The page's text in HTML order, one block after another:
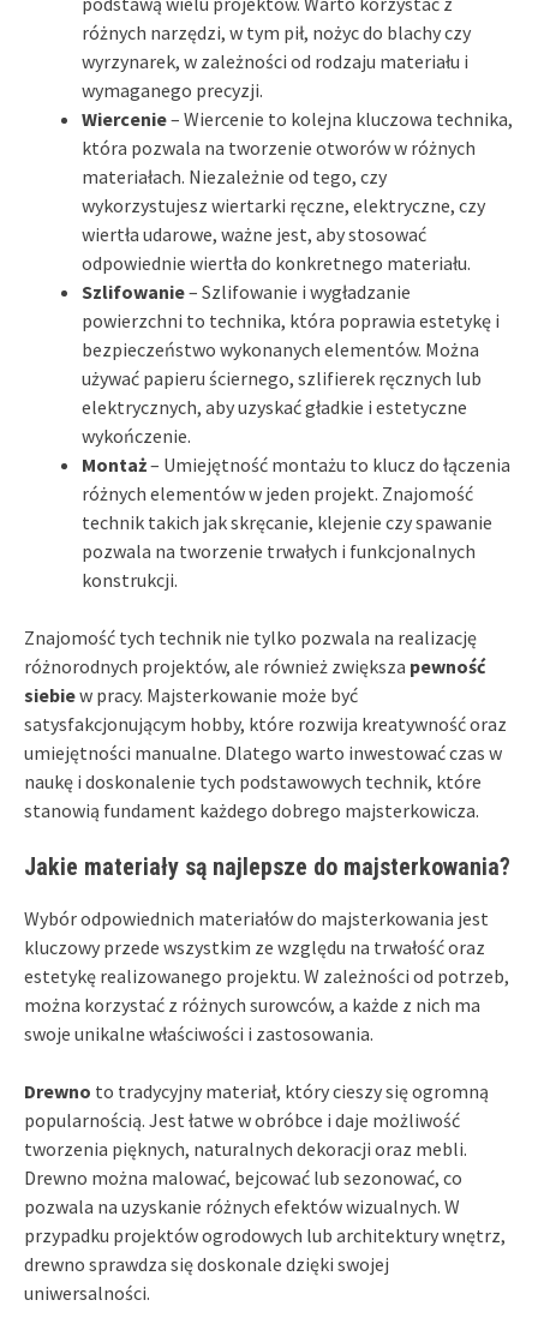
różnych narzędzi, w tym pił, nożyc do blachy czy
wyrzynarek, w zależności od rodzaju materiału i
wymaganego precyzji.
Wiercenie– Wiercenie to kolejna kluczowa technika,
która pozwala na tworzenie otworów w różnych
materiałach. Niezależnie od tego, czy
wykorzystujesz wiertarki ręczne, elektryczne, czy
wiertła udarowe, ważne jest, aby stosować
odpowiednie wiertła do konkretnego materiału.
Szlifowanie– Szlifowanie i wygładzanie
powierzchni to technika, która poprawia estetykę i
bezpieczeństwo wykonanych elementów. Można
używać papieru ściernego, szlifierek ręcznych lub
elektrycznych, aby uzyskać gładkie i estetyczne
wykończenie.
Montaż– Umiejętność montażu to klucz do łączenia
różnych elementów w jeden projekt. Znajomość
technik takich jak skręcanie, klejenie czy spawanie
pozwala na tworzenie trwałych i funkcjonalnych
konstrukcji.
Znajomość tych technik nie tylko pozwala na realizację
różnorodnych projektów, ale również zwiększa pewność
siebiew pracy. Majsterkowanie może być
satysfakcjonującym hobby, które rozwija kreatywność oraz
umiejętności manualne. Dlatego warto inwestować czas w
naukę i doskonalenie tych podstawowych technik, które
stanowią fundament każdego dobrego majsterkowicza.
Jakie materiały są najlepsze do majsterkowania?
Wybór odpowiednich materiałów do majsterkowania jest
kluczowy przede wszystkim ze względu na trwałość oraz
estetykę realizowanego projektu. W zależności od potrzeb,
można korzystać z różnych surowców, a każde z nich ma
swoje unikalne właściwości i zastosowania.
Drewno to tradycyjny materiał, który cieszy się ogromną
popularnością. Jest łatwe w obróbce i daje możliwość
tworzenia pięknych, naturalnych dekoracji oraz mebli.
Drewno można malować, bejcować lub sezonować, co
pozwala na uzyskanie różnych efektów wizualnych. W
przypadku projektów ogrodowych lub architektury wnętrz,
drewno sprawdza się doskonale dzięki swojej
uniwersalności.